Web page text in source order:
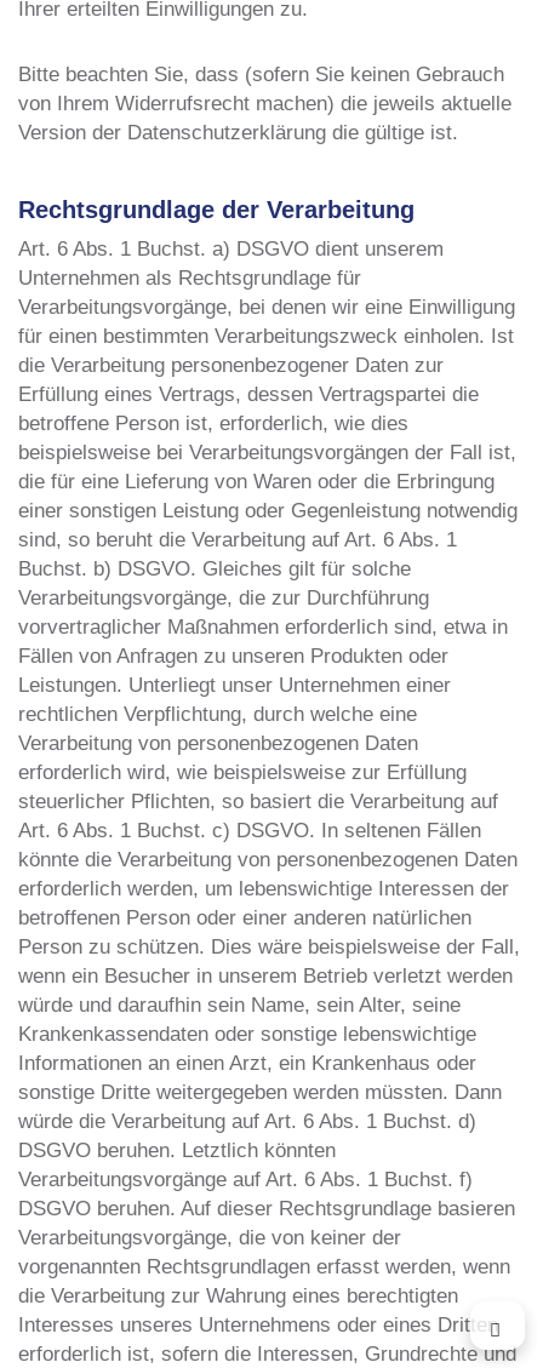
Ihrer erteilten Einwilligungen zu.
Bitte beachten Sie, dass (sofern Sie keinen Gebrauch
von Ihrem Widerrufsrecht machen) die jeweils aktuelle
Version der Datenschutzerklärung die gültige ist.
Rechtsgrundlage der Verarbeitung
Art. 6 Abs. 1 Buchst. a) DSGVO dient unserem
Unternehmen als Rechtsgrundlage für
Verarbeitungsvorgänge, bei denen wir eine Einwilligung
für einen bestimmten Verarbeitungszweck einholen. Ist
die Verarbeitung personenbezogener Daten zur
Erfüllung eines Vertrags, dessen Vertragspartei die
betroffene Person ist, erforderlich, wie dies
beispielsweise bei Verarbeitungsvorgängen der Fall ist,
die für eine Lieferung von Waren oder die Erbringung
einer sonstigen Leistung oder Gegenleistung notwendig
sind, so beruht die Verarbeitung auf Art. 6 Abs. 1
Buchst. b) DSGVO. Gleiches gilt für solche
Verarbeitungsvorgänge, die zur Durchführung
vorvertraglicher Maßnahmen erforderlich sind, etwa in
Fällen von Anfragen zu unseren Produkten oder
Leistungen. Unterliegt unser Unternehmen einer
rechtlichen Verpflichtung, durch welche eine
Verarbeitung von personenbezogenen Daten
erforderlich wird, wie beispielsweise zur Erfüllung
steuerlicher Pflichten, so basiert die Verarbeitung auf
Art. 6 Abs. 1 Buchst. c) DSGVO. In seltenen Fällen
könnte die Verarbeitung von personenbezogenen Daten
erforderlich werden, um lebenswichtige Interessen der
betroffenen Person oder einer anderen natürlichen
Person zu schützen. Dies wäre beispielsweise der Fall,
wenn ein Besucher in unserem Betrieb verletzt werden
würde und daraufhin sein Name, sein Alter, seine
Krankenkassendaten oder sonstige lebenswichtige
Informationen an einen Arzt, ein Krankenhaus oder
sonstige Dritte weitergegeben werden müssten. Dann
würde die Verarbeitung auf Art. 6 Abs. 1 Buchst. d)
DSGVO beruhen. Letztlich könnten
Verarbeitungsvorgänge auf Art. 6 Abs. 1 Buchst. f)
DSGVO beruhen. Auf dieser Rechtsgrundlage basieren
Verarbeitungsvorgänge, die von keiner der
vorgenannten Rechtsgrundlagen erfasst werden, wenn
die Verarbeitung zur Wahrung eines berechtigten
Interesses unseres Unternehmens oder eines Dritten
erforderlich ist, sofern die Interessen, Grundrechte und